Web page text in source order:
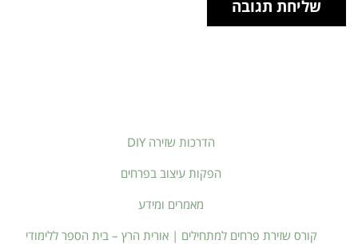
הדרכות שזירה DIY
הפקות עיצוב בפרחים
מאמרים ומידע
קורס שזירת פרחים למתחילים | אורית הרץ – בית הספר ללימודי